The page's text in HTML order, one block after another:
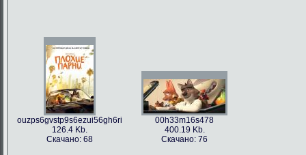
ouzps6gvstp9s6ezui56gh6ri
126.4 Kb.
Скачано: 68
00h33m16s478
400.19 Kb.
Скачано: 76